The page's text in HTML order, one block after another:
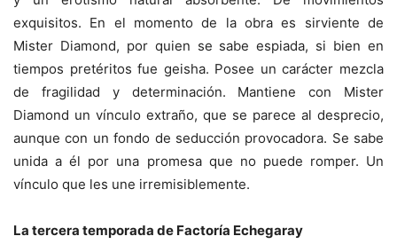
exquisitos. En el momento de la obra es sirviente de
Mister Diamond, por quien se sabe espiada, si bien en
tiempos pretéritos fue geisha. Posee un carácter mezcla
de fragilidad y determinación. Mantiene con Mister
Diamond un vínculo extraño, que se parece al desprecio,
aunque con un fondo de seducción provocadora. Se sabe
unida a él por una promesa que no puede romper. Un
vínculo que les une irremisiblemente.
La tercera temporada de Factoría Echegaray